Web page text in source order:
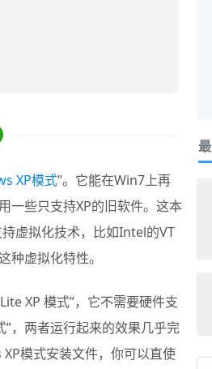
XP模式”。它能在Win7上再
一些只支持XP的旧软件。这本
持虚拟化技术，比如Intel的VT
虚拟化特性。
XP 模式”，它不需要硬件支
，两者运行起来的效果几乎完
模式安装文件，你可以直使